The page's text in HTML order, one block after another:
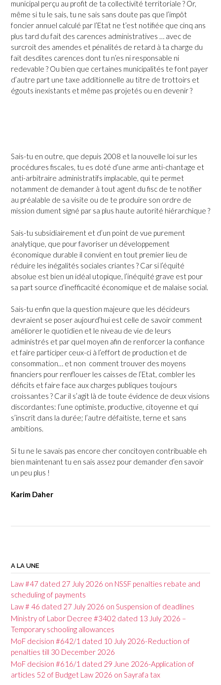
municipal perçu au profit de ta collectivité territoriale ? Or,
même si tu le sais, tu ne sais sans doute pas que l’impôt
foncier annuel calculé par l’Etat ne t’est notifiée que cinq ans
plus tard du fait des carences administratives … avec de
surcroit des amendes et pénalités de retard à ta charge du
fait desdites carences dont tu n’es ni responsable ni
redevable ? Ou bien que certaines municipalités te font payer
d’autre part une taxe additionnelle au titre de trottoirs et
égouts inexistants et même pas projetés ou en devenir ?
Sais-tu en outre, que depuis 2008 et la nouvelle loi sur les
procédures fiscales, tu es doté d’une arme anti-chantage et
anti-arbitraire administratifs implacable, qui te permet
notamment de demander à tout agent du fisc de te notifier
au préalable de sa visite ou de te produire son ordre de
mission dument signé par sa plus haute autorité hiérarchique ?
Sais-tu subsidiairement et d’un point de vue purement
analytique, que pour favoriser un développement
économique durable il convient en tout premier lieu de
réduire les inégalités sociales criantes ? Car si l’équité
absolue est bien un idéal utopique, l’inéquité grave est pour
sa part source d’inefficacité économique et de malaise social.
Sais-tu enfin que la question majeure que les décideurs
devraient se poser aujourd’hui est celle de savoir comment
améliorer le quotidien et le niveau de vie de leurs
administrés et par quel moyen afin de renforcer la confiance
et faire participer ceux-ci à l’effort de production et de
consommation… et non comment trouver des moyens
financiers pour renflouer les caisses de l’Etat, combler les
déficits et faire face aux charges publiques toujours
croissantes ? Car il s’agit là de toute évidence de deux visions
discordantes: l’une optimiste, productive, citoyenne et qui
s’inscrit dans la durée; l’autre défaitiste, terne et sans
ambitions.
Si tu ne le savais pas encore cher concitoyen contribuable eh
bien maintenant tu en sais assez pour demander d’en savoir
un peu plus !
Karim Daher
o
s
t
n
a
v
i
g
A LA UNE
Law #47 dated 27 July 2026 on NSSF penalties rebate and
scheduling of payments
Law # 46 dated 27 July 2026 on Suspension of deadlines
Ministry of Labor Decree #3402 dated 13 July 2026 –
Temporary schooling allowances
MoF decision #642/1 dated 10 July 2026-Reduction of
penalties till 30 December 2026
MoF decision #616/1 dated 29 June 2026-Application of
articles 52 of Budget Law 2026 on Sayrafa tax